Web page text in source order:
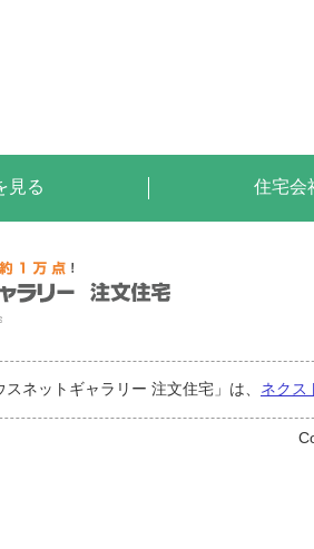
見る 住宅会
スネットギャラリー 注文住宅」は、 ネクス